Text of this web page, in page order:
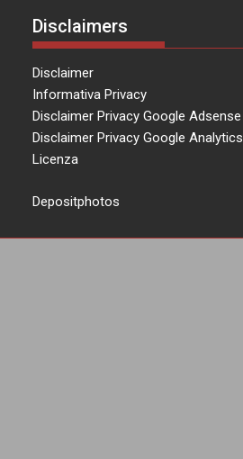
Disclaimers
Disclaimer
Informativa Privacy
Disclaimer Privacy Google Adsense
Disclaimer Privacy Google Analytics
Licenza
Depositphotos